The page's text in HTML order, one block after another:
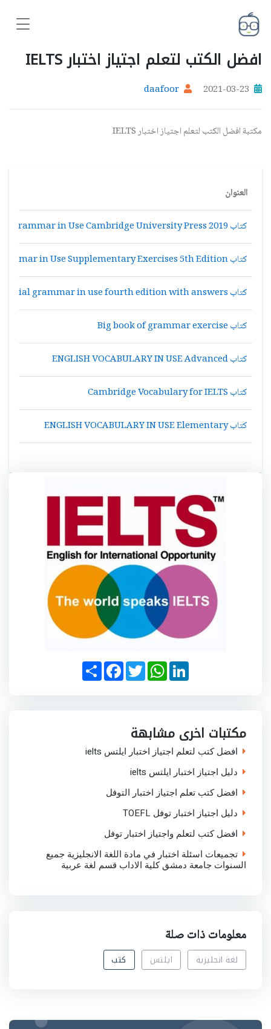
افضل الكتب لتعلم اجتياز اختبار IELTS
2021-03-23
daafoor
مكتبة افضل الكتب لتعلم اجتياز اختبار IELTS
العنوان
كتاب English Grammar in Use Cambridge University Press 2019
كتاب English Grammar in Use Supplementary Exercises 5th Edition
كتاب Essential grammar in use fourth edition with answers
كتاب Big book of grammar exercise
كتاب ENGLISH VOCABULARY IN USE Advanced
كتاب Cambridge Vocabulary for IELTS
كتاب ENGLISH VOCABULARY IN USE Elementary
S
h
a
F
a
c
T
w
i
W
h
a
p
p
L
i
n
n
مكتبات اخرى مشابهة
افضل كتب لتعلم اجتياز اختبار ايلتس ielts
دليل اجتياز اختبار ايلتس ielts
افضل كتب تعلم اجتياز اختبار التوفل
دليل اجتياز اختبار توفل TOEFL
افضل كتب لتعلم واجتياز اختبار توفل
تجميعات اسئلة اختبار في مادة اللغة الانجليزية جميع
السنوات جامعة دمشق كلية الاداب قسم لغة عربية
معلومات ذات صلة
لغة انجليزية ايلتس كتب